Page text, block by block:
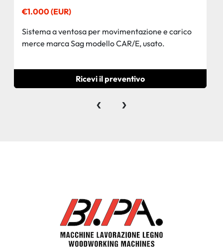
€1.000 (EUR)
Sistema a ventosa per movimentazione e carico
merce marca Sag modello CAR/E, usato.
Ricevi il preventivo
‹ ›